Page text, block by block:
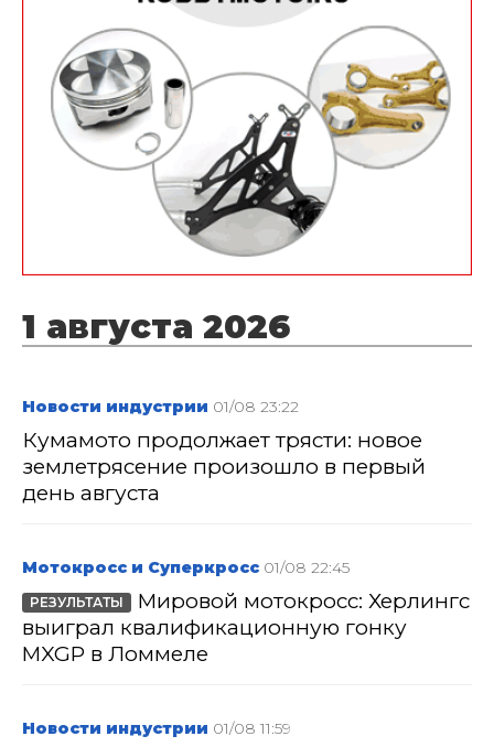
1 августа 2026
Новости индустрии 01/08 23:22
Кумамото продолжает трясти: новое
землетрясение произошло в первый
день августа
Мотокросс и Суперкросс 01/08 22:45
РЕЗУЛЬТАТЫ
Мировой мотокросс: Херлингс
выиграл квалификационную гонку
MXGP в Ломмеле
Новости индустрии 01/08 11:59